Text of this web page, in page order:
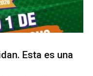
Esta es una